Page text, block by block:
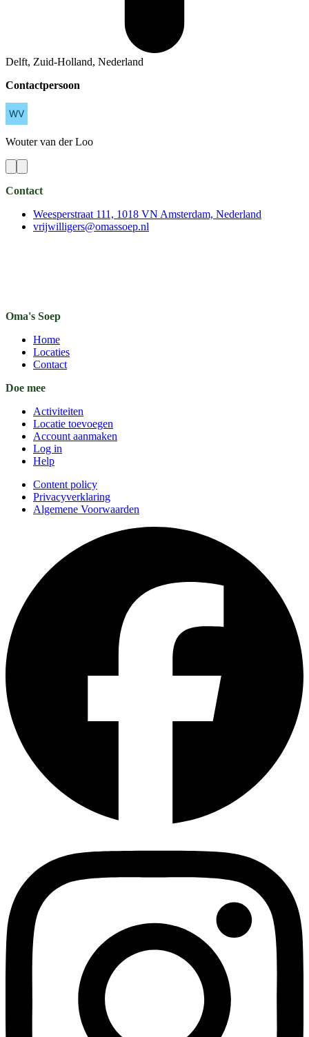
Delft, Zuid-Holland, Nederland
Contactpersoon
Wouter van der Loo
Contact
Weesperstraat 111, 1018 VN Amsterdam, Nederland
vrijwilligers@omassoep.nl
Oma's Soep
Home
Locaties
Contact
Doe mee
Activiteiten
Locatie toevoegen
Account aanmaken
Log in
Help
Content policy
Privacyverklaring
Algemene Voorwaarden